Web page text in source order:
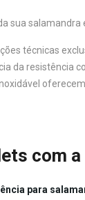
sua
técnicas
da resistência
com
para